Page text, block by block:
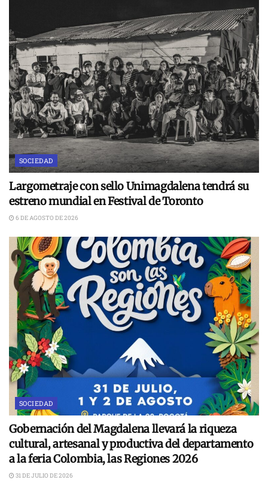
SOCIEDAD
Largometraje con sello Unimagdalena tendrá su
estreno mundial en Festival de Toronto
6 DE AGOSTO DE 2026
SOCIEDAD
Gobernación del Magdalena llevará la riqueza
cultural, artesanal y productiva del departamento
a la feria Colombia, las Regiones 2026
31 DE JULIO DE 2026